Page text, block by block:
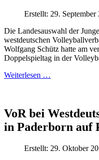
Erstellt: 29. September
Die Landesauswahl der
westdeutschen
Wolfgang Schütz hatte am
Doppelspieltag in der
Weiterlesen …
VoR bei
in Paderborn auf
Erstellt: 29. Oktober